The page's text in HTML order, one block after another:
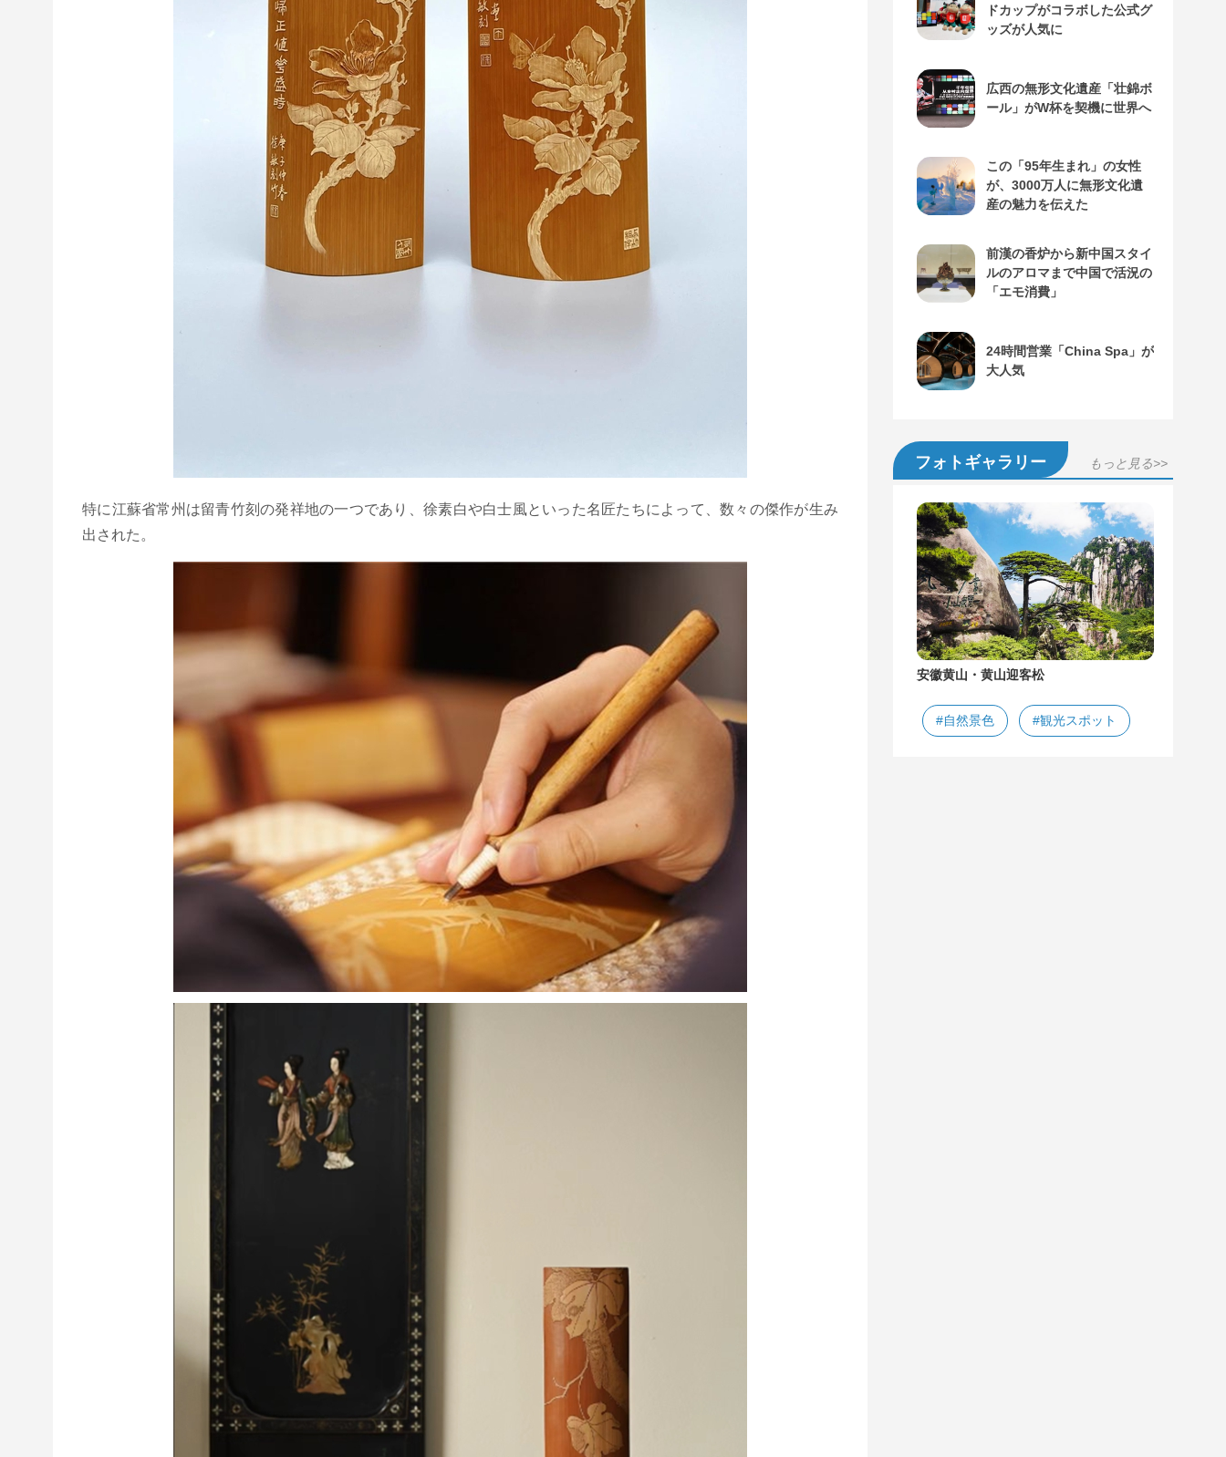
特に江蘇省常州は留青竹刻の発祥地の一つであり、徐素白や白士風といった名匠たちによって、数々の傑作が生み
出された。
ドカップがコラボした公式グ
ッズが人気に
広西の無形文化遺産「壮錦ボ
ール」がW杯を契機に世界へ
この「95年生まれ」の女性
が、3000万人に無形文化遺
産の魅力を伝えた
前漢の香炉から新中国スタイ
ルのアロマまで中国で活況の
「エモ消費」
24時間営業「China Spa」が
大人気
フォトギャラリー もっと見る>>
安徽黄山・黄山迎客松
#自然景色 #観光スポット